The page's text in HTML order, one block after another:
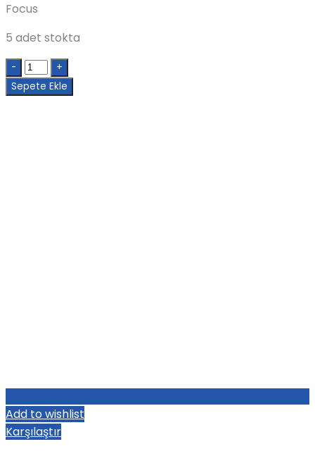
Focus
5 adet stokta
Quantity
Sepete Ekle
Add to wishlist
Karşılaştır